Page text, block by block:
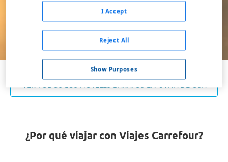
Ocupación *
1 habitación, 2 adultos
Buscar
VER TODOS LOS HOTELES BARATOS EN UVITA DE OSA
¿Por qué viajar con Viajes Carrefour?
Show Purposes
Reject All
I Accept